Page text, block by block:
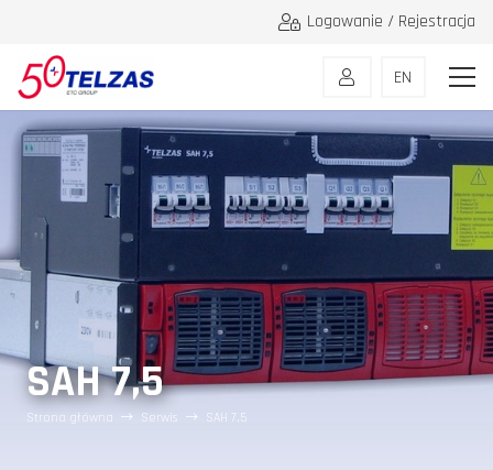
Logowanie / Rejestracja
EN
SAH 7,5
Strona główna Serwis SAH 7,5